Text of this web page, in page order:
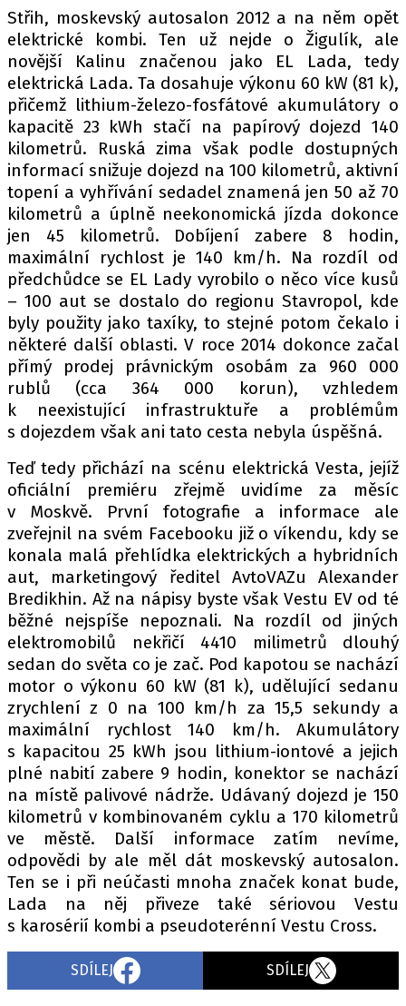
Pošlete e-mail na autoroad.cz
ETICKÝ KODEX
KONTAKT
VYDAVATEL
INZERCE
OSOBNÍ ÚDAJE / COOKIES
Provozovatelem serveru autoroad.cz je
INCORP MEDIA GROUP s.r.o., IČ: 118 23 054
Střih, moskevský autosalon 2012 a na něm opět
elektrické kombi. Ten už nejde o Žigulík, ale
novější Kalinu značenou jako EL Lada, tedy
elektrická Lada. Ta dosahuje výkonu 60 kW (81 k),
přičemž lithium-železo-fosfátové akumulátory o
kapacitě 23 kWh stačí na papírový dojezd 140
kilometrů. Ruská zima však podle dostupných
informací snižuje dojezd na 100 kilometrů, aktivní
topení a vyhřívání sedadel znamená jen 50 až 70
kilometrů a úplně neekonomická jízda dokonce
jen 45 kilometrů. Dobíjení zabere 8 hodin,
maximální rychlost je 140 km/h. Na rozdíl od
předchůdce se EL Lady vyrobilo o něco více kusů
– 100 aut se dostalo do regionu Stavropol, kde
byly použity jako taxíky, to stejné potom čekalo i
některé další oblasti. V roce 2014 dokonce začal
přímý prodej právnickým osobám za 960 000
rublů (cca 364 000 korun), vzhledem
k neexistující infrastruktuře a problémům
s dojezdem však ani tato cesta nebyla úspěšná.
Teď tedy přichází na scénu elektrická Vesta, jejíž
oficiální premiéru zřejmě uvidíme za měsíc
v Moskvě. První fotografie a informace ale
zveřejnil na svém Facebooku již o víkendu, kdy se
konala malá přehlídka elektrických a hybridních
aut, marketingový ředitel AvtoVAZu Alexander
Bredikhin. Až na nápisy byste však Vestu EV od té
běžné nejspíše nepoznali. Na rozdíl od jiných
elektromobilů nekřičí 4410 milimetrů dlouhý
sedan do světa co je zač. Pod kapotou se nachází
motor o výkonu 60 kW (81 k), udělující sedanu
zrychlení z 0 na 100 km/h za 15,5 sekundy a
maximální rychlost 140 km/h. Akumulátory
s kapacitou 25 kWh jsou lithium-iontové a jejich
plné nabití zabere 9 hodin, konektor se nachází
na místě palivové nádrže. Udávaný dojezd je 150
kilometrů v kombinovaném cyklu a 170 kilometrů
ve městě. Další informace zatím nevíme,
odpovědi by ale měl dát moskevský autosalon.
Ten se i při neúčasti mnoha značek konat bude,
Lada na něj přiveze také sériovou Vestu
s karosérií kombi a pseudoterénní Vestu Cross.
SDÍLEJ SDÍLEJ